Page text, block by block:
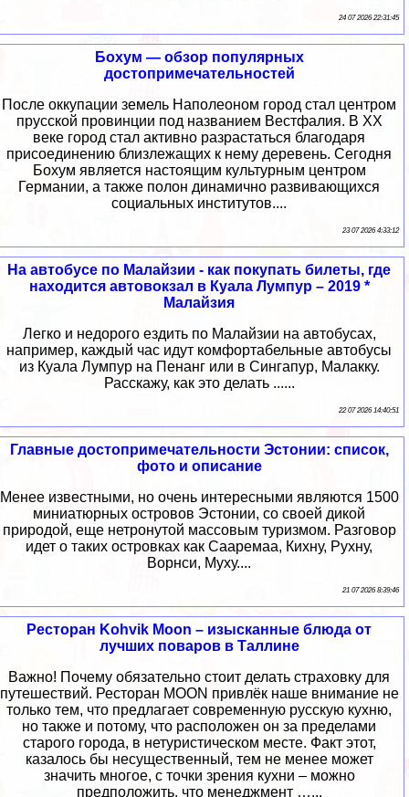
24 07 2026 22:31:45
Бохум — обзор популярных
достопримечательностей
После оккупации земель Наполеоном город стал центром
прусской провинции под названием Вестфалия. В XX
веке город стал активно разрастаться благодаря
присоединению близлежащих к нему деревень. Сегодня
Бохум является настоящим культурным центром
Германии, а также полон динамично развивающихся
социальных институтов....
23 07 2026 4:33:12
На автобусе по Малайзии - как покупать билеты, где
находится автовокзал в Куала Лумпур – 2019 *
Малайзия
Легко и недорого ездить по Малайзии на автобусах,
например, каждый час идут комфортабельные автобусы
из Куала Лумпур на Пенанг или в Сингапур, Малакку.
Расскажу, как это делать ......
22 07 2026 14:40:51
Главные достопримечательности Эстонии: список,
фото и описание
Менее известными, но очень интересными являются 1500
миниатюрных островов Эстонии, со своей дикой
природой, еще нетронутой массовым туризмом. Разговор
идет о таких островках как Сааремаа, Кихну, Рухну,
Ворнси, Муху....
21 07 2026 8:39:46
Ресторан Kohvik Moon – изысканные блюда от
лучших поваров в Таллине
Важно! Почему обязательно стоит делать страховку для
путешествий. Ресторан MOON привлёк наше внимание не
только тем, что предлагает современную русскую кухню,
но также и потому, что расположен он за пределами
старого города, в нетуристическом месте. Факт этот,
казалось бы несущественный, тем не менее может
значить многое, с точки зрения кухни – можно
предположить, что менеджмент …...